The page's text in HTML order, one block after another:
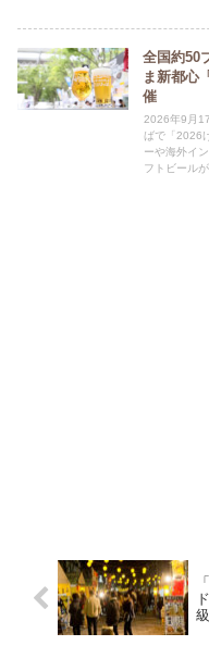
全国約50
ま新都心
催
2026年9月
ばで「2026
ーや海外イ
フトビール